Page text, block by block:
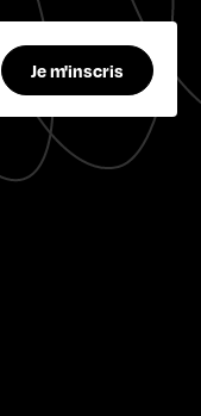
Je m'inscris